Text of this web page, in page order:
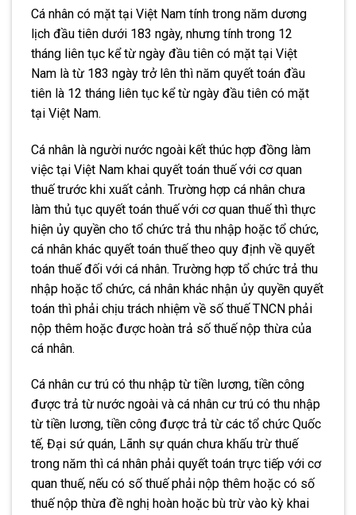
Cá nhân có mặt tại Việt Nam tính trong năm dương
lịch đầu tiên dưới 183 ngày, nhưng tính trong 12
tháng liên tục kể từ ngày đầu tiên có mặt tại Việt
Nam là từ 183 ngày trở lên thì năm quyết toán đầu
tiên là 12 tháng liên tục kể từ ngày đầu tiên có mặt
tại Việt Nam.
Cá nhân là người nước ngoài kết thúc hợp đồng làm
việc tại Việt Nam khai quyết toán thuế với cơ quan
thuế trước khi xuất cảnh. Trường hợp cá nhân chưa
làm thủ tục quyết toán thuế với cơ quan thuế thì thực
hiện ủy quyền cho tổ chức trả thu nhập hoặc tổ chức,
cá nhân khác quyết toán thuế theo quy định về quyết
toán thuế đối với cá nhân. Trường hợp tổ chức trả thu
nhập hoặc tổ chức, cá nhân khác nhận ủy quyền quyết
toán thì phải chịu trách nhiệm về số thuế TNCN phải
nộp thêm hoặc được hoàn trả số thuế nộp thừa của
cá nhân.
Cá nhân cư trú có thu nhập từ tiền lương, tiền công
được trả từ nước ngoài và cá nhân cư trú có thu nhập
từ tiền lương, tiền công được trả từ các tổ chức Quốc
tế, Đại sứ quán, Lãnh sự quán chưa khấu trừ thuế
trong năm thì cá nhân phải quyết toán trực tiếp với cơ
quan thuế, nếu có số thuế phải nộp thêm hoặc có số
thuế nộp thừa đề nghị hoàn hoặc bù trừ vào kỳ khai